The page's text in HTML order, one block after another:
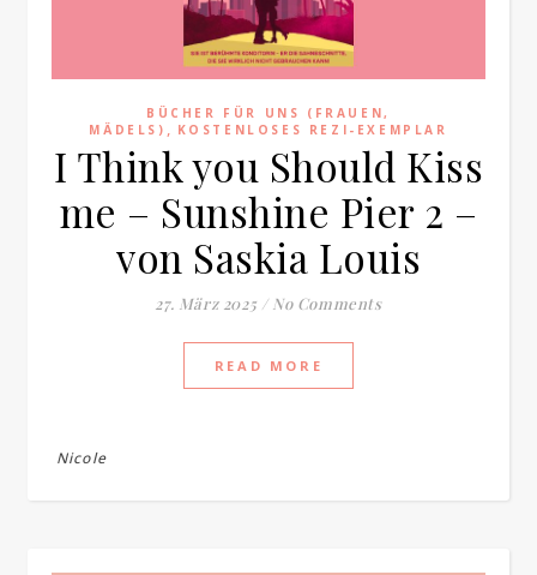
BÜCHER FÜR UNS (FRAUEN,
MÄDELS) , KOSTENLOSES REZI-EXEMPLAR
I Think you Should Kiss
me – Sunshine Pier 2 –
von Saskia Louis
27. März 2025 / No Comments
READ MORE
Nicole